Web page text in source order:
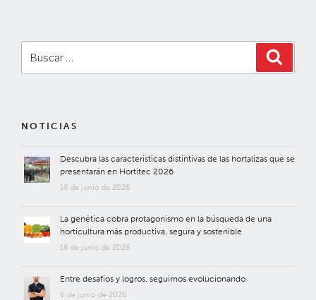
por:
NOTICIAS
Descubra las características distintivas de las hortalizas que se
presentarán en Hortitec 2026
16 de junio de 2026
La genética cobra protagonismo en la búsqueda de una
horticultura más productiva, segura y sostenible
16 de junio de 2026
Entre desafíos y logros, seguimos evolucionando
6 de junio de 2026